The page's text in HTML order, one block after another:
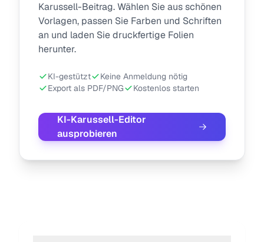
Karussell-Beitrag. Wählen Sie aus schönen
Vorlagen, passen Sie Farben und Schriften
an und laden Sie druckfertige Folien
herunter.
KI-gestützt
Keine Anmeldung nötig
Export als PDF/PNG
Kostenlos starten
KI-Karussell-Editor
ausprobieren